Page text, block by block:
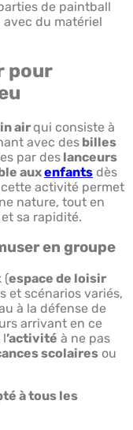
de paintball
avec du matériel
pour
air qui consiste à
avec des billes
par des lanceurs
auxenfants dès
cette activité permet
nature, tout en
sa rapidité.
en groupe
(espace de loisir
et scénarios variés,
à la défense de
arrivant en ce
l’activité à ne pas
scolaires ou
à tous les